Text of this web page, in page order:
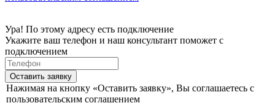
Ура! По этому адресу есть подключение
Укажите ваш телефон и наш консультант поможет с
подключением
Оставить заявку
Нажимая на кнопку «Оставить заявку», Вы соглашаетесь с
пользовательским соглашением